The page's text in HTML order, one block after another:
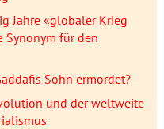
Jahre «globaler Krieg
Synonym für den
Sohn ermordet?
und der weltweite